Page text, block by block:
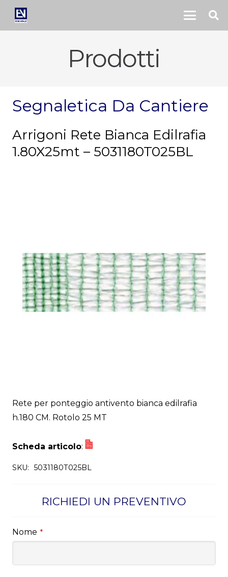
Prodotti
Segnaletica Da Cantiere
Arrigoni Rete Bianca Edilrafia
1.80X25mt – 5031180T025BL
Rete per ponteggio antivento bianca edilrafia
h.180 CM. Rotolo 25 MT
Scheda articolo:
SKU: 5031180T025BL
RICHIEDI UN PREVENTIVO
Nome *